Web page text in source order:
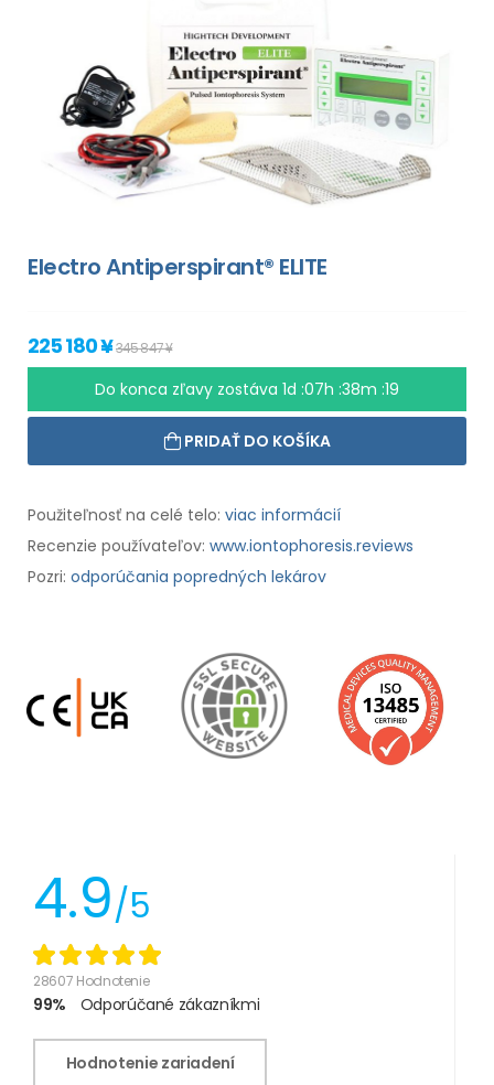
Electro Antiperspirant® ELITE
225 180 ¥345 847 ¥
Do konca zľavy zostáva 1d :07h :38m :18
PRIDAŤ DO KOŠÍKA
Použiteľnosť na celé telo: viac informácií
Recenzie používateľov: www.iontophoresis.reviews
Pozri: odporúčania popredných lekárov
4.9/5
28607 Hodnotenie
99% Odporúčané zákazníkmi
Hodnotenie zariadení